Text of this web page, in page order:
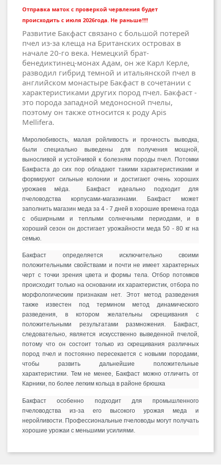
Отправка маток с проверкой червления будет
происходить с июля 2026года. Не раньше!!!!
Развитие Бакфаст связано с большой потерей
пчел из-за клеща на Британских островах в
начале 20-го века. Немецкий брат-
бенедиктинец-монах Адам, он же Карл Керле,
разводил гибрид темной и итальянской пчел в
английском монастыре Бакфаст в сочетании с
характеристиками других пород пчел. Бакфаст -
это порода западной медоносной пчелы,
поэтому он также относится к роду Apis
Mellifera.
Миролюбивость, малая ройливость и прочность выводка,
были специально выведены для получения мощной,
выносливой и устойчивой к болезням породы пчел. Потомки
Бакфаста до сих пор обладают такими характеристиками и
формируют сильные колонии и достигают очень хороших
урожаев мёда.
Бакфастидеально подходит для
пчеловодства корпусами-магазинами.Бакфаст может
заполнить магазин меда за 4 - 7 дней в хорошие времена года
с обширными и теплыми солнечными периодами, и в
хороший сезон он достигает урожайности меда 50 - 80 кг на
семью.
Бакфаст определяется исключительно своими
положительными свойствами и почти не имеет характерных
черт с точки зрения цвета и формы тела. Отбор потомков
происходит только на основании их характеристик, отбора по
морфологическим признакам нет. Этот метод разведения
также известен под термином метод динамического
разведения, в котором желательны скрещивания с
положительными результатами размножения. Бакфаст,
следовательно, является искусственно выведенной пчелой,
потому что он состоит только из скрещивания различных
пород пчел и постоянно пересекается с новыми породами,
чтобы развить дальнейшие положительные
характеристики. Тем не менее, Бакфаст можно отличить от
Карники, по более легким кольца в районе брюшка
Бакфаст особенно подходит для промышленного
пчеловодства из-за его высокого урожая меда и
неройливости. Профессиональные пчеловоды могут получать
хорошие урожаи с меньшими усилиями.